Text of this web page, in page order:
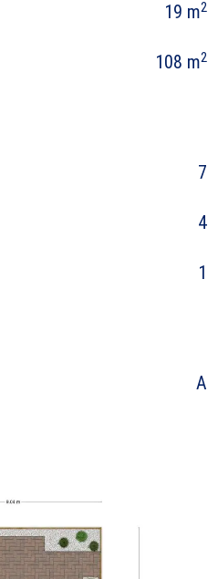
19 m2
108 m2
7
4
1
A